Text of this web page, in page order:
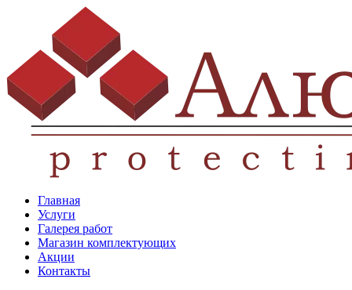
Главная
Услуги
Галерея работ
Магазин комплектующих
Акции
Контакты